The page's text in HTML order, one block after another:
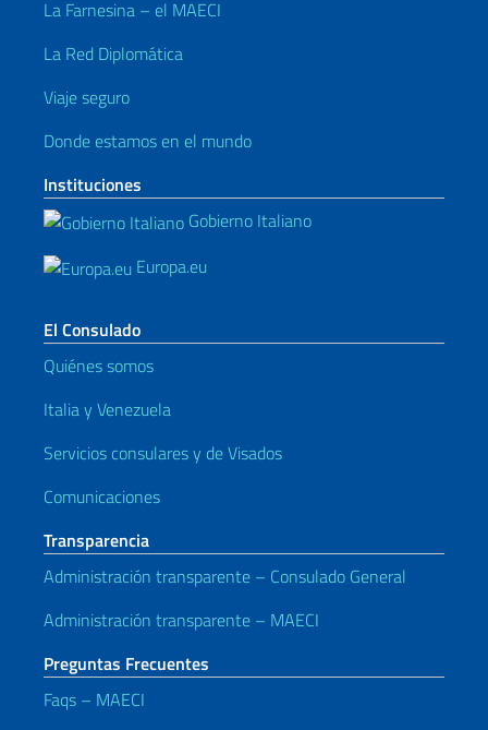
La Farnesina – el MAECI
La Red Diplomática
Viaje seguro
Donde estamos en el mundo
Instituciones
Gobierno Italiano
Europa.eu
El Consulado
Quiénes somos
Italia y Venezuela
Servicios consulares y de Visados
Comunicaciones
Transparencia
Administración transparente – Consulado General
Administración transparente – MAECI
Preguntas Frecuentes
Faqs – MAECI